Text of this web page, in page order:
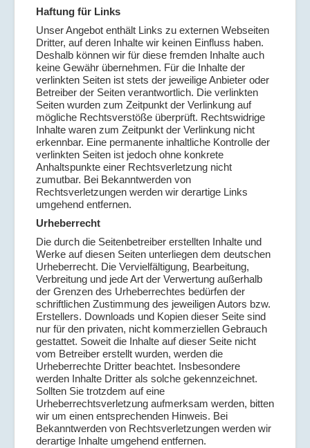
Haftung für Links
Unser Angebot enthält Links zu externen Webseiten
Dritter, auf deren Inhalte wir keinen Einfluss haben.
Deshalb können wir für diese fremden Inhalte auch
keine Gewähr übernehmen. Für die Inhalte der
verlinkten Seiten ist stets der jeweilige Anbieter oder
Betreiber der Seiten verantwortlich. Die verlinkten
Seiten wurden zum Zeitpunkt der Verlinkung auf
mögliche Rechtsverstöße überprüft. Rechtswidrige
Inhalte waren zum Zeitpunkt der Verlinkung nicht
erkennbar. Eine permanente inhaltliche Kontrolle der
verlinkten Seiten ist jedoch ohne konkrete
Anhaltspunkte einer Rechtsverletzung nicht
zumutbar. Bei Bekanntwerden von
Rechtsverletzungen werden wir derartige Links
umgehend entfernen.
Urheberrecht
Die durch die Seitenbetreiber erstellten Inhalte und
Werke auf diesen Seiten unterliegen dem deutschen
Urheberrecht. Die Vervielfältigung, Bearbeitung,
Verbreitung und jede Art der Verwertung außerhalb
der Grenzen des Urheberrechtes bedürfen der
schriftlichen Zustimmung des jeweiligen Autors bzw.
Erstellers. Downloads und Kopien dieser Seite sind
nur für den privaten, nicht kommerziellen Gebrauch
gestattet. Soweit die Inhalte auf dieser Seite nicht
vom Betreiber erstellt wurden, werden die
Urheberrechte Dritter beachtet. Insbesondere
werden Inhalte Dritter als solche gekennzeichnet.
Sollten Sie trotzdem auf eine
Urheberrechtsverletzung aufmerksam werden, bitten
wir um einen entsprechenden Hinweis. Bei
Bekanntwerden von Rechtsverletzungen werden wir
derartige Inhalte umgehend entfernen.